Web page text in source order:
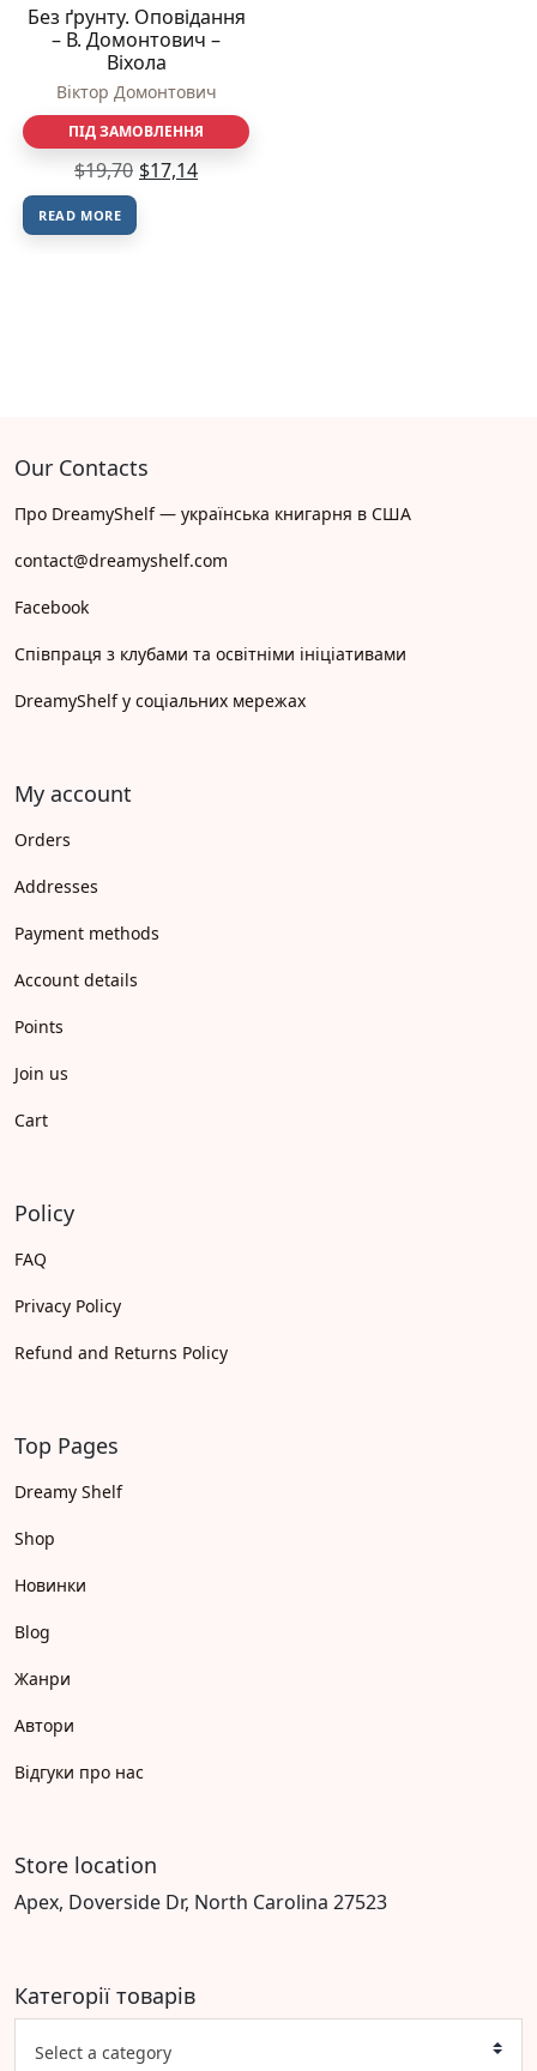
Без ґрунту. Оповідання
– В. Домонтович –
Віхола
Віктор Домонтович
ПІД ЗАМОВЛЕННЯ
$19,70 $17,14
READ MORE
Our Contacts
Про DreamyShelf — українська книгарня в США
contact@dreamyshelf.com
Facebook
Співпраця з клубами та освітніми ініціативами
DreamyShelf у соціальних мережах
My account
Orders
Addresses
Payment methods
Account details
Points
Join us
Cart
Policy
FAQ
Privacy Policy
Refund and Returns Policy
Top Pages
Dreamy Shelf
Shop
Новинки
Blog
Жанри
Автори
Відгуки про нас
Store location
Apex, Doverside Dr, North Carolina 27523
Категорії товарів
Select a category